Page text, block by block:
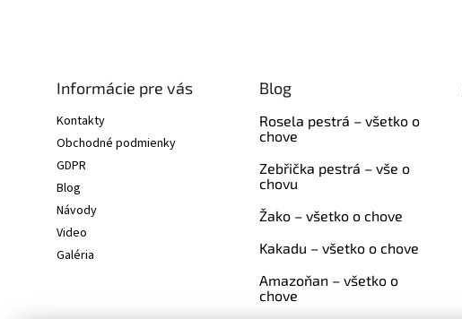
Informácie pre vás
Kontakty
Obchodné podmienky
GDPR
Blog
Návody
Video
Galéria
Blog
Rosela pestrá – všetko o
chove
Zebřička pestrá – vše o
chovu
Žako – všetko o chove
Kakadu – všetko o chove
Amazoňan – všetko o
chove